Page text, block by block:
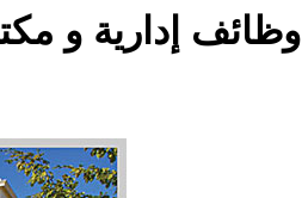
وظائف إدارية و